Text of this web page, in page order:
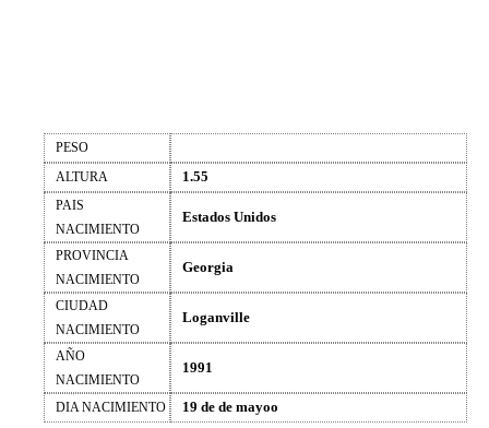
PESO
ALTURA
1.55
PAIS
NACIMIENTO
Estados Unidos
PROVINCIA
NACIMIENTO
Georgia
CIUDAD
NACIMIENTO
Loganville
AÑO
NACIMIENTO
1991
DIA NACIMIENTO 19 de de mayoo